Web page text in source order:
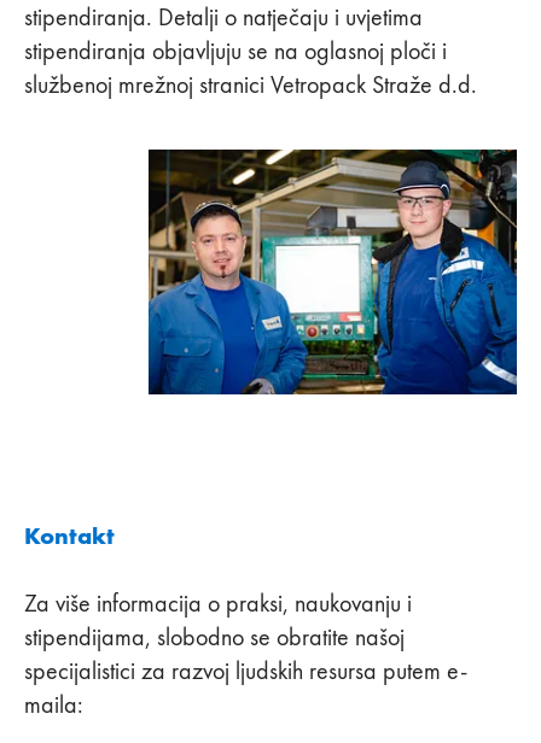
stipendiranja. Detalji o natječaju i uvjetima
stipendiranja objavljuju se na oglasnoj ploči i
službenoj mrežnoj stranici Vetropack Straže d.d.
Kontakt
Za više informacija o praksi, naukovanju i
stipendijama, slobodno se obratite našoj
specijalistici za razvoj ljudskih resursa putem e-
maila: